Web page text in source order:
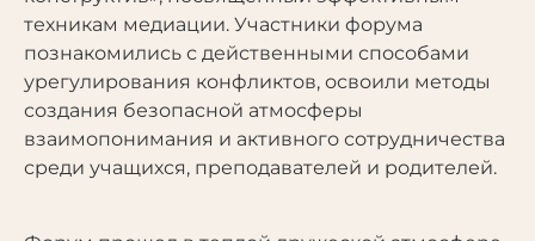
техникам медиации. Участники форума
познакомились с действенными способами
урегулирования конфликтов, освоили методы
создания безопасной атмосферы
взаимопонимания и активного сотрудничества
среди учащихся, преподавателей и родителей.